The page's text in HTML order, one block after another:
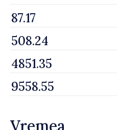
Vremea